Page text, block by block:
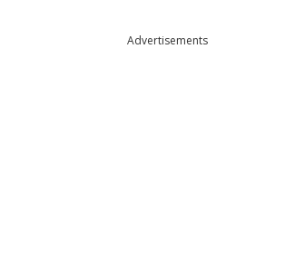
Advertisements